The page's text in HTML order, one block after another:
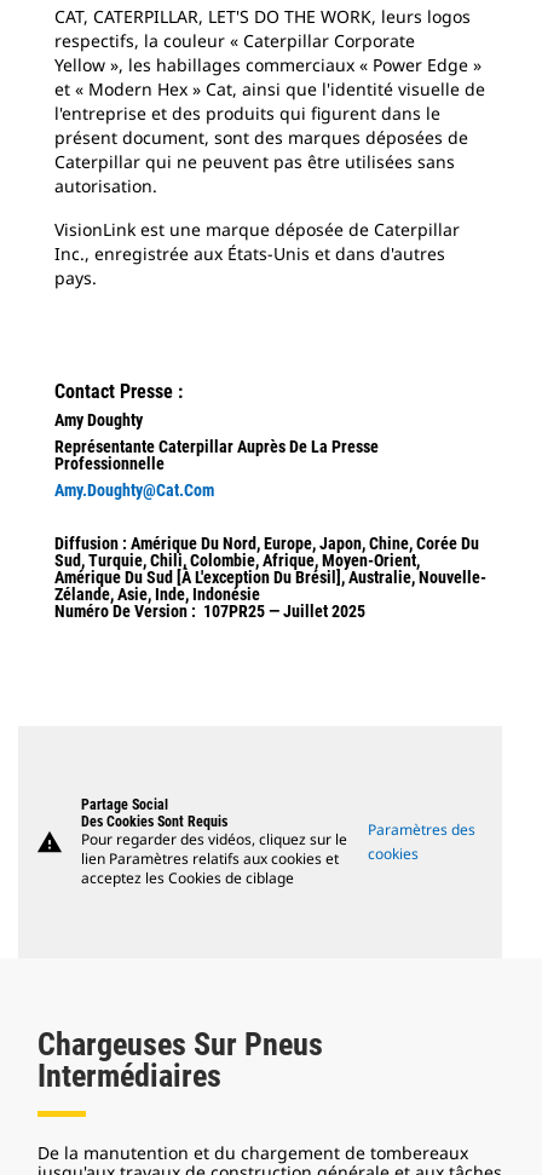
CAT, CATERPILLAR, LET'S DO THE WORK, leurs logos
respectifs, la couleur « Caterpillar Corporate
Yellow », les habillages commerciaux « Power Edge »
et « Modern Hex » Cat, ainsi que l'identité visuelle de
l'entreprise et des produits qui figurent dans le
présent document, sont des marques déposées de
Caterpillar qui ne peuvent pas être utilisées sans
autorisation.
VisionLink est une marque déposée de Caterpillar
Inc., enregistrée aux États-Unis et dans d'autres
pays.
Contact Presse :
Amy Doughty
Représentante Caterpillar Auprès De La Presse
Professionnelle
Amy.Doughty@cat.com
Diffusion : Amérique Du Nord, Europe, Japon, Chine, Corée Du
Sud, Turquie, Chili, Colombie, Afrique, Moyen-Orient,
Amérique Du Sud [à L'exception Du Brésil], Australie, Nouvelle-
Zélande, Asie, Inde, Indonésie
Numéro De Version : 107PR25 — Juillet 2025
warning
Partage Social
Des Cookies Sont Requis
Pour regarder des vidéos, cliquez sur le
lien Paramètres relatifs aux cookies et
acceptez les Cookies de ciblage
Paramètres des
cookies
Chargeuses Sur Pneus
Intermédiaires
De la manutention et du chargement de tombereaux